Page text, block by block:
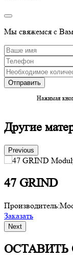
Мы свяжемся с
Нажимая
Другие
Previous
47 GRIND
Производитель:
Заказать
Next
ОСТАВИТЬ